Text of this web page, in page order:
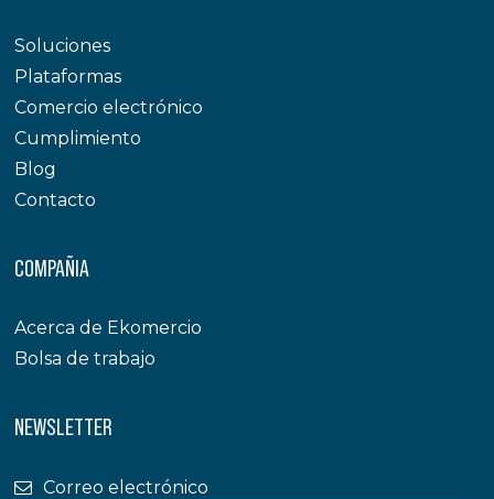
Soluciones
Plataformas
Comercio electrónico
Cumplimiento
Blog
Contacto
COMPAÑIA
Acerca de Ekomercio
Bolsa de trabajo
NEWSLETTER
Correo electrónico